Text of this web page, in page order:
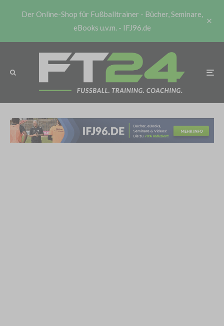
Der Online-Shop für Fußballtrainer - Bücher, Seminare,
eBooks u.v.m. - IFJ96.de